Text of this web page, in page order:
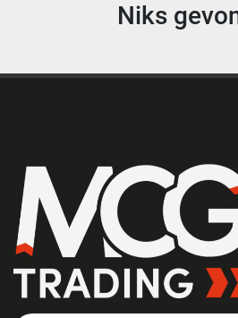
Sorteren
Niks